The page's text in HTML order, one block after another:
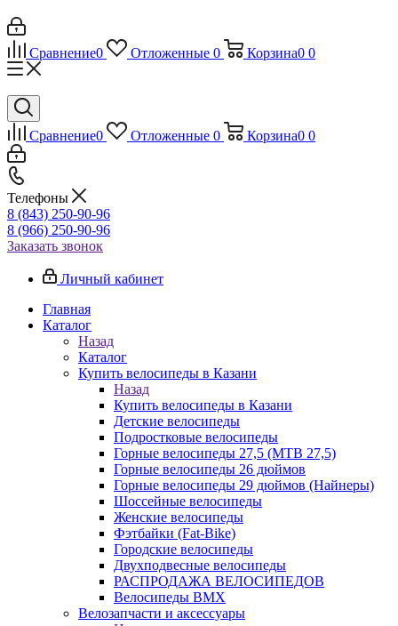
Сравнение0 Отложенные 0 Корзина0 0
Сравнение0 Отложенные 0 Корзина0 0
Телефоны
8 (843) 250-90-96
8 (966) 250-90-96
Заказать звонок
Личный кабинет
Главная
Каталог
Назад
Каталог
Купить велосипеды в Казани
Назад
Купить велосипеды в Казани
Детские велосипеды
Подростковые велосипеды
Горные велосипеды 27,5 (MTB 27,5)
Горные велосипеды 26 дюймов
Горные велосипеды 29 дюймов (Найнеры)
Шоссейные велосипеды
Женские велосипеды
Фэтбайки (Fat-Bike)
Городские велосипеды
Двухподвесные велосипеды
РАСПРОДАЖА ВЕЛОСИПЕДОВ
Велосипеды BMX
Велозапчасти и аксессуары